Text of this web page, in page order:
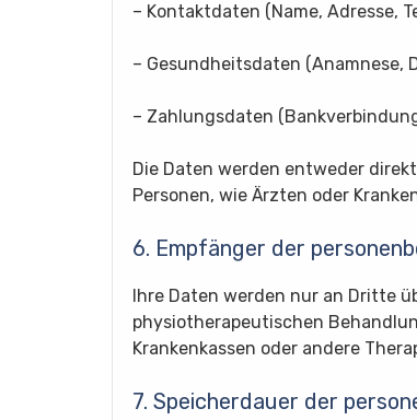
– Kontaktdaten (Name, Adresse,
– Gesundheitsdaten (Anamnese,
– Zahlungsdaten
Die Daten werden entweder
Personen, wie Ärzten oder
6. Empfänger der
Ihre Daten werden nur an Dritte
physiotherapeutischen
Krankenkassen oder andere
7. Speicherdauer der